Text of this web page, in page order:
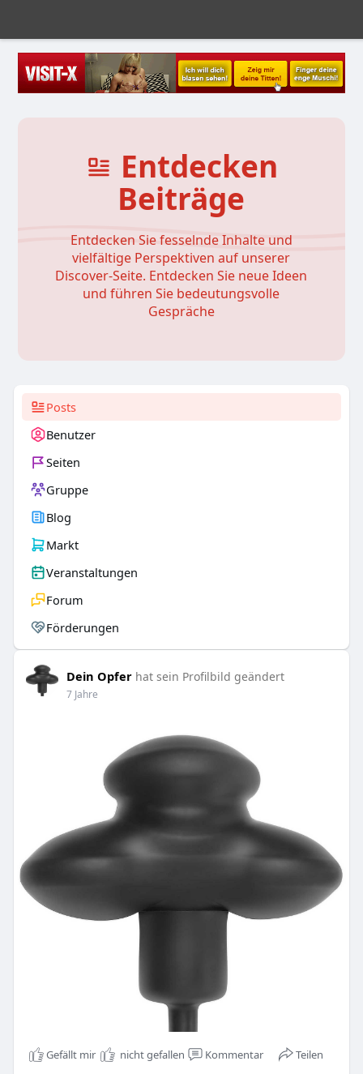
Entdecken
Beiträge
Entdecken Sie fesselnde Inhalte und
vielfältige Perspektiven auf unserer
Discover-Seite. Entdecken Sie neue Ideen
und führen Sie bedeutungsvolle
Gespräche
Posts
Benutzer
Seiten
Gruppe
Blog
Markt
Veranstaltungen
Forum
Förderungen
Dein Opfer hat sein Profilbild geändert
7 Jahre
Gefällt mir nicht gefallen Kommentar Teilen